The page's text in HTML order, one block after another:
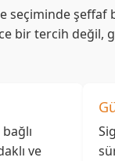
seçiminde şeffaf
bir tercih değil,
ve